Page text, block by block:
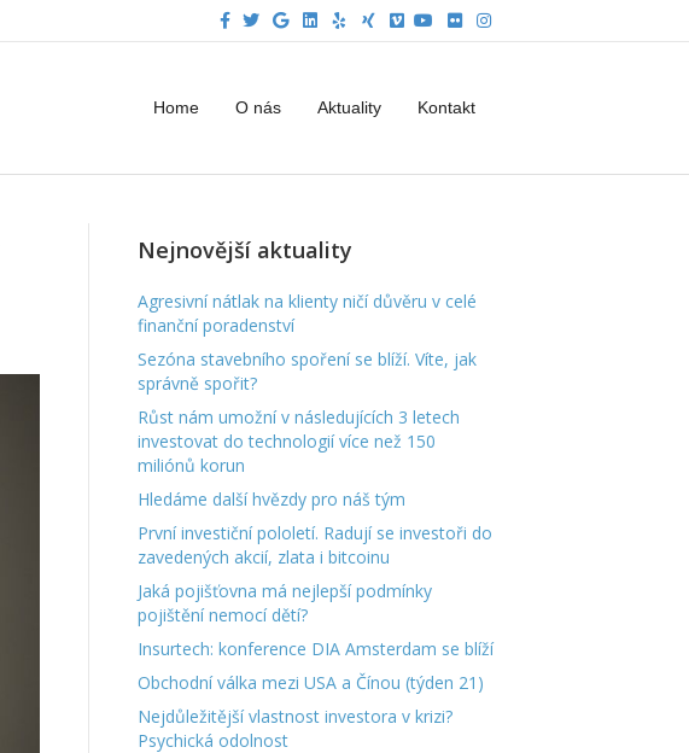
c
T
i
G
o
i
n
Y
e
l
n
V
m
Y
o
u
i
I
n
s
g
r
Home O nás Aktuality Kontakt
Nejnovější aktuality
Agresivní nátlak na klienty ničí důvěru v celé
finanční poradenství
Sezóna stavebního spoření se blíží. Víte, jak
správně spořit?
Růst nám umožní v následujících 3 letech
investovat do technologií více než 150
miliónů korun
Hledáme další hvězdy pro náš tým
První investiční pololetí. Radují se investoři do
zavedených akcií, zlata i bitcoinu
Jaká pojišťovna má nejlepší podmínky
pojištění nemocí dětí?
Insurtech: konference DIA Amsterdam se blíží
Obchodní válka mezi USA a Čínou (týden 21)
Nejdůležitější vlastnost investora v krizi?
Psychická odolnost